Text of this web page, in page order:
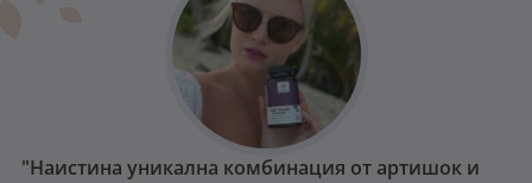
"Наистина уникална комбинация от артишок и